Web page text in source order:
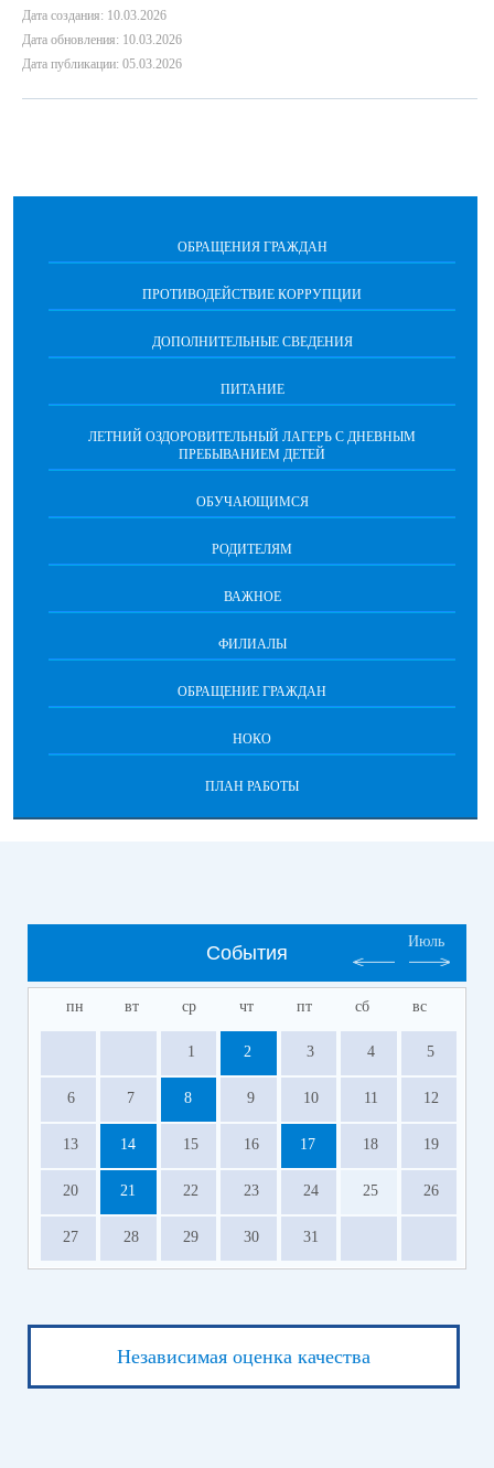
Дата создания: 10.03.2026
Дата обновления: 10.03.2026
Дата публикации: 05.03.2026
ОБРАЩЕНИЯ ГРАЖДАН
ПРОТИВОДЕЙСТВИЕ КОРРУПЦИИ
ДОПОЛНИТЕЛЬНЫЕ СВЕДЕНИЯ
ПИТАНИЕ
ЛЕТНИЙ ОЗДОРОВИТЕЛЬНЫЙ ЛАГЕРЬ С ДНЕВНЫМ
ПРЕБЫВАНИЕМ ДЕТЕЙ
ОБУЧАЮЩИМСЯ
РОДИТЕЛЯМ
ВАЖНОЕ
ФИЛИАЛЫ
ОБРАЩЕНИЕ ГРАЖДАН
НОКО
ПЛАН РАБОТЫ
События
Июль
пн вт ср чт пт сб вс
1 2 3 4 5
6 7 8 9 10 11 12
13 14 15 16 17 18 19
20 21 22 23 24 25 26
27 28 29 30 31
Независимая оценка качества